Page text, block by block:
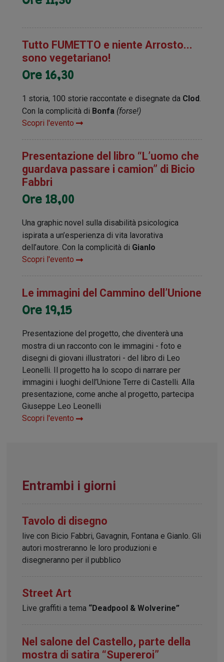
Tutto FUMETTO e niente Arrosto...
sono vegetariano!
Ore 16,30
1 storia, 100 storie raccontate e disegnate da Clod
Con la complicità di Bonfa (forse!)
Scopri l'evento
Presentazione del libro “L’uomo che
guardava passare i camion” di Bicio
Fabbri
Ore 18,00
Una graphic novel sulla disabilità psicologica
ispirata a un’esperienza di vita lavorativa
dell’autore. Con la complicità di Gianlo
Scopri l'evento
Le immagini del Cammino dell’Unione
Ore 19,15
Presentazione del progetto, che diventerà una
mostra di un racconto con le immagini - foto e
disegni di giovani illustratori - del libro di Leo
Leonelli. Il progetto ha lo scopo di narrare per
immagini i luoghi dell’Unione Terre di Castelli. Alla
presentazione, come anche al progetto, partecipa
Giuseppe Leo Leonelli
Scopri l'evento
Entrambi i giorni
Tavolo di disegno
live con Bicio Fabbri, Gavagnin, Fontana e Gianlo. Gli
autori mostreranno le loro produzioni e
disegneranno per il pubblico
Street Art
Live graffiti a tema “Deadpool & Wolverine”
Nel salone del Castello, parte della
mostra di satira “Supereroi”